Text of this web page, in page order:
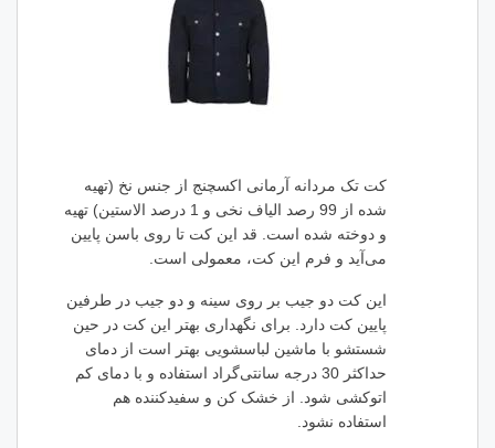
کت تک مردانه آرمانی اکسچنج از جنس نخ (تهیه
شده از 99 رصد الیاف نخی و 1 درصد الاستین) تهیه
و دوخته شده است. قد این کت تا روی باسن پایین
می‌آید و فرم این کت، معمولی است.
این کت دو جیب بر روی سینه و دو جیب در طرفین
پایین کت دارد. برای نگهداری بهتر این کت در حین
شستشو با ماشین لباسشویی بهتر است از دمای
حداکثر 30 درجه سانتی‌گراد استفاده و با دمای کم
اتوکشی شود. از خشک کن و سفیدکننده هم
استفاده نشود.